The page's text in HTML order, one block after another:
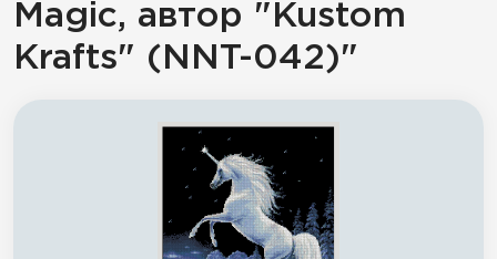
Magic, автор "Kustom
Krafts" (NNT-042)"